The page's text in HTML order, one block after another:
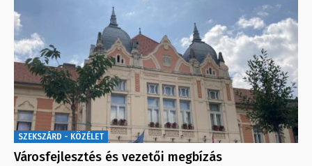
SZEKSZÁRD - KÖZÉLET
Városfejlesztés és vezetői megbízás